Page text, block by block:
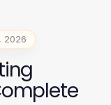
2026